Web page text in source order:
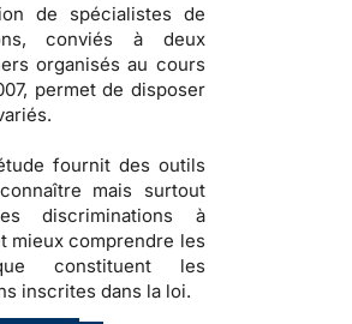
de spécialistes de
conviés à deux
organisés au cours
permet de disposer
fournit des outils
mais surtout
lesdiscriminations à
mieux comprendre les
constituent les
inscrites dans la loi.